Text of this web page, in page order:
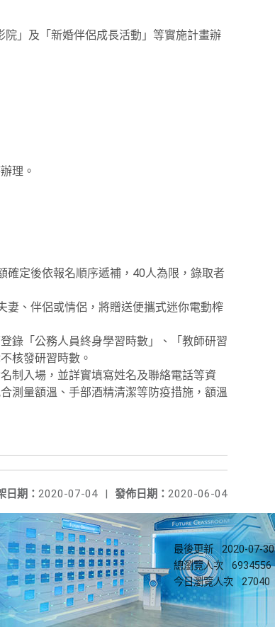
」及「新婚伴侶成長活動」等實施計畫辦
理。
確定後依報名順序遞補，40人為限，錄取者
妻、伴侶或情侶，將贈送便攜式迷你電動榨
錄「公務人員終身學習時數」、「教師研習
核發研習時數。
制入場，並詳實填寫姓名及聯絡電話等資
測量額溫、手部酒精清潔等防疫措施，額溫
發佈日期： 2020-06-04
日期： 2020-07-04 |
最後更新
2020-07-30
總瀏覽人次
6934556
今日瀏覽人次
27040